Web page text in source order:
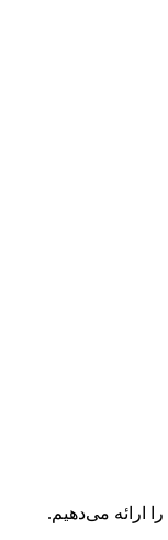
را ارائه می‌دهیم.